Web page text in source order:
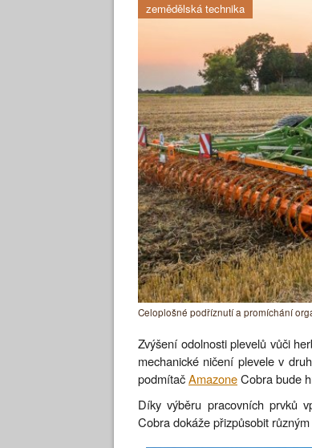
zemědělská technika
Celoplošné podříznutí a promíchání
Zvýšení odolnosti plevelů vůči
mechanické ničení plevele v
podmítačAmazoneCobra bude
Díky výběru pracovních prvků
Cobra dokáže přizpůsobit